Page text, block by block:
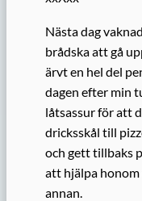
Nästa dag
brådska att gå
ärvt en hel del
dagen efter min
låtsassur för att
dricksskål till
och gett tillbaks
att hjälpa honom
annan.